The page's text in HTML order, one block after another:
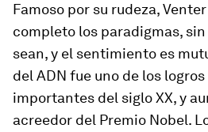
Famoso por su rudeza,
completo los paradigmas,
sean, y el sentimiento es
del ADN fue uno de los
importantes del siglo XX, y
acreedor del Premio Nobel.